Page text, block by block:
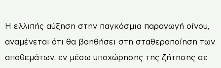
Η ελλιπής αύξηση στην παγκόσμια παραγωγή οίνου,
αναμένεται ότι θα βοηθήσει στη σταθεροποίηση των
αποθεμάτων, εν μέσω υποχώρησης της ζήτησης σε